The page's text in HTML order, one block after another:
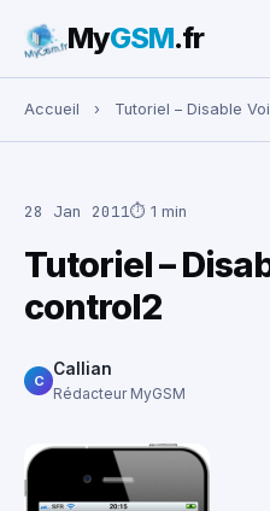
Rechercher :
MyGSM.fr
Accueil › Tutoriel – Disable
28 Jan 2011⏱ 1 min
Tutoriel –
control2
C
Callian
Rédacteur MyGSM